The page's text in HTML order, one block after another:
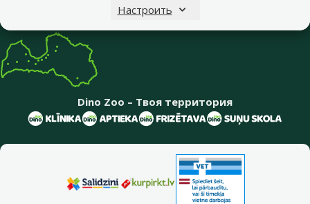
Настроить
Dino Zoo – Твоя территория